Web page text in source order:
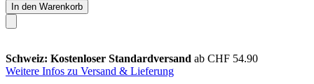
In den Warenkorb
Schweiz: Kostenloser Standardversand ab CHF 54.90
Weitere Infos zu Versand & Lieferung